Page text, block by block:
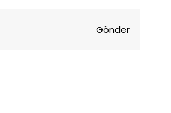
Gönder